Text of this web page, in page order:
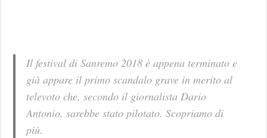
Il festival di Sanremo 2018 è appena terminato e
già appare il primo scandalo grave in merito al
televoto che, secondo il giornalista Dario
Antonio, sarebbe stato pilotato. Scopriamo di
più.